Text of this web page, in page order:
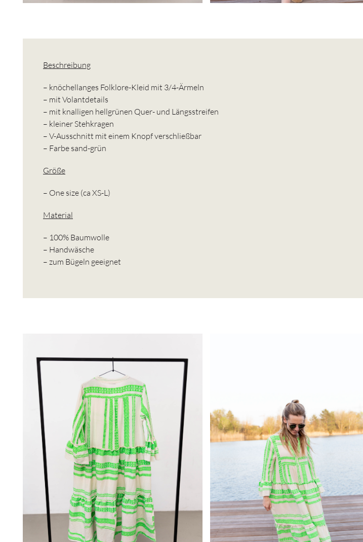
Beschreibung
– knöchellanges Folklore-Kleid mit 3/4-Ärmeln
– mit Volantdetails
– mit knalligen hellgrünen Quer- und Längsstreifen
– kleiner Stehkragen
– V-Ausschnitt mit einem Knopf verschließbar
– Farbe sand-grün
Größe
– One size (ca XS-L)
Material
– 100% Baumwolle
– Handwäsche
– zum Bügeln geeignet